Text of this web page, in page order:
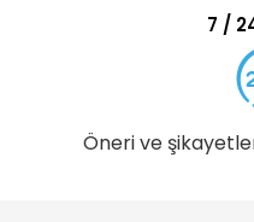
7 /
Öneri ve